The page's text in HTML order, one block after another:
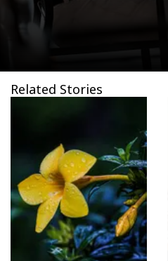
Related Stories